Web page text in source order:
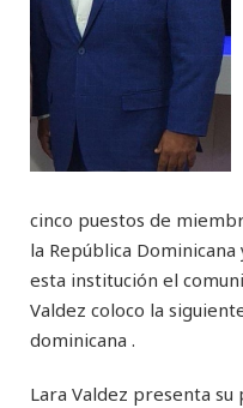
cinco puestos de
la República
esta institución el
Valdez coloco la
dominicana .
Lara Valdez presenta